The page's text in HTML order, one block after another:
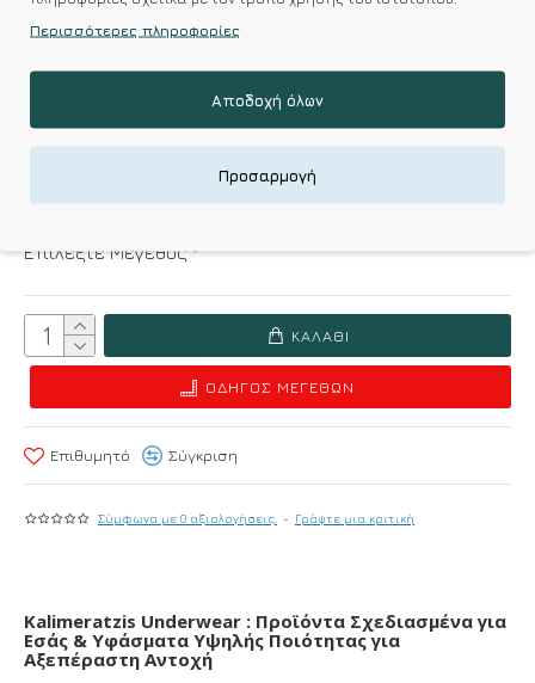
Σύμφωνα με 0 αξιολογήσεις. - Γράψτε μια κριτική
26.53€
37.90€
Διαθέσιμες Επιλογές
Επιλέξτε Χρώμα
Επιλέξτε Μέγεθος
ΚΑΛΆΘΙ
ΟΔΗΓΌΣ ΜΕΓΕΘΏΝ
Επιθυμητό Σύγκριση
Kalimeratzis Underwear : Προϊόντα Σχεδιασμένα για
Εσάς & Υφάσματα Υψηλής Ποιότητας για
Αξεπέραστη Αντοχή
Περισσότερες πληροφορίες
Αποδοχή όλων
Προσαρμογή